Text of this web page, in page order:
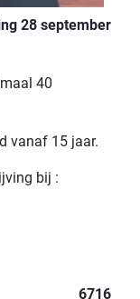
28 september
40
jaar.
bij :